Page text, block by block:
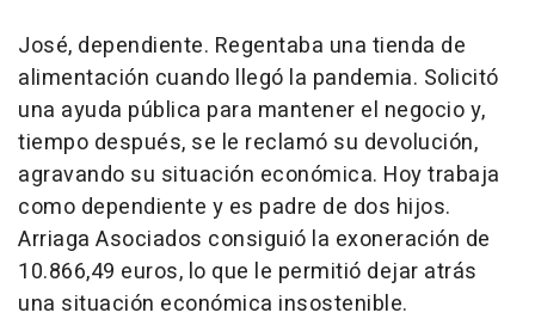
José, dependiente. Regentaba una tienda de
alimentación cuando llegó la pandemia. Solicitó
una ayuda pública para mantener el negocio y,
tiempo después, se le reclamó su devolución,
agravando su situación económica. Hoy trabaja
como dependiente y es padre de dos hijos.
Arriaga Asociados consiguió la exoneración de
10.866,49 euros, lo que le permitió dejar atrás
una situación económica insostenible.